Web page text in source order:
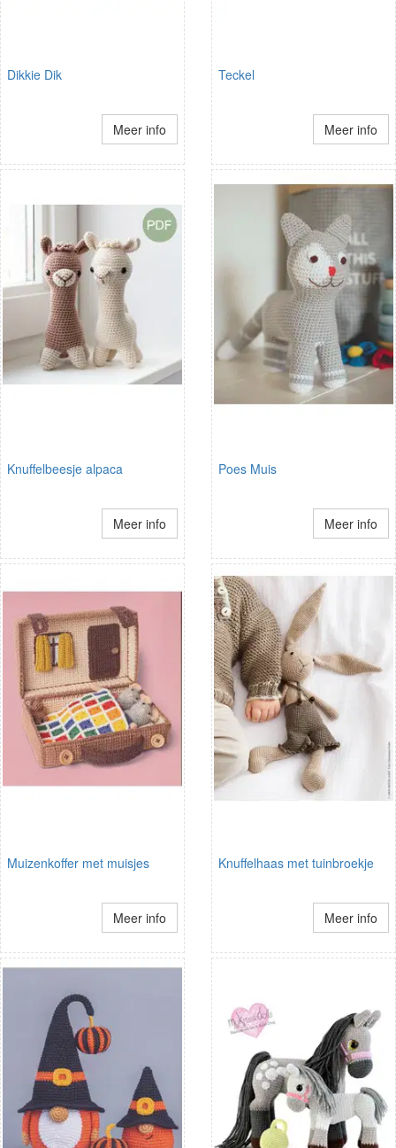
Dikkie Dik
Meer info
Teckel
Meer info
Knuffelbeesje alpaca
Meer info
Poes Muis
Meer info
Muizenkoffer met muisjes
Meer info
Knuffelhaas met tuinbroekje
Meer info